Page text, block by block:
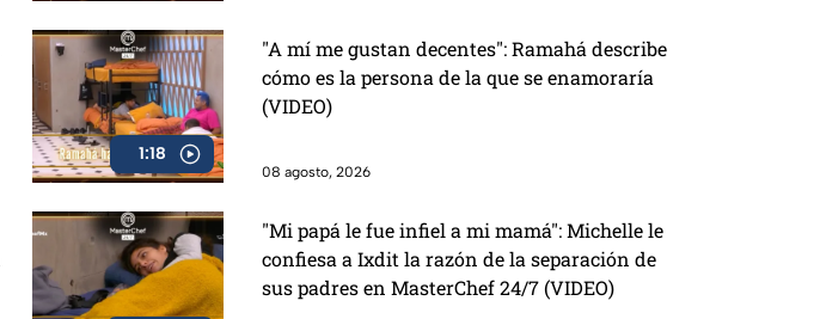
1:18
"A mí me gustan decentes": Ramahá describe
cómo es la persona de la que se enamoraría
(VIDEO)
08 agosto, 2026
"Mi papá le fue infiel a mi mamá": Michelle le
confiesa a Ixdit la razón de la separación de
sus padres en MasterChef 24/7 (VIDEO)